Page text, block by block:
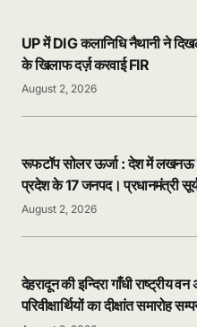
UP में DIG कलानिधि नैथानी ने
के खिलाफ दर्ज़ करवाई FIR
August 2, 2026
रूफटॉप सोलर ऊर्जा : देश में लखनऊ
प्रदेश के 17 जनपद। प्रधानमंत्री
ऊर्जा को जन-जन तक पहुंचाने में योगी
August 2, 2026
देहरादून की इन्दिरा गाँधी
परिवीक्षार्थियों का दीक्षांत समारोह